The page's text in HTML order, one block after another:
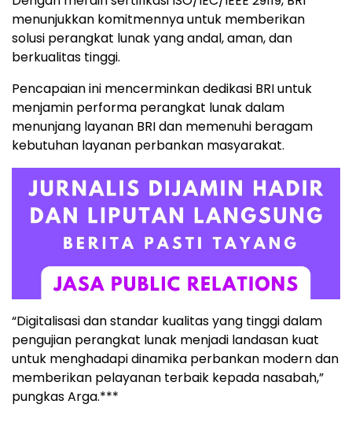
menunjukkan komitmennya untuk memberikan
solusi perangkat lunak yang andal, aman, dan
berkualitas tinggi.
Pencapaian ini mencerminkan dedikasi BRI untuk
menjamin performa perangkat lunak dalam
menunjang layanan BRI dan memenuhi beragam
kebutuhan layanan perbankan masyarakat.
“Digitalisasi dan standar kualitas yang tinggi dalam
pengujian perangkat lunak menjadi landasan kuat
untuk menghadapi dinamika perbankan modern dan
memberikan pelayanan terbaik kepada nasabah,”
pungkas Arga.***